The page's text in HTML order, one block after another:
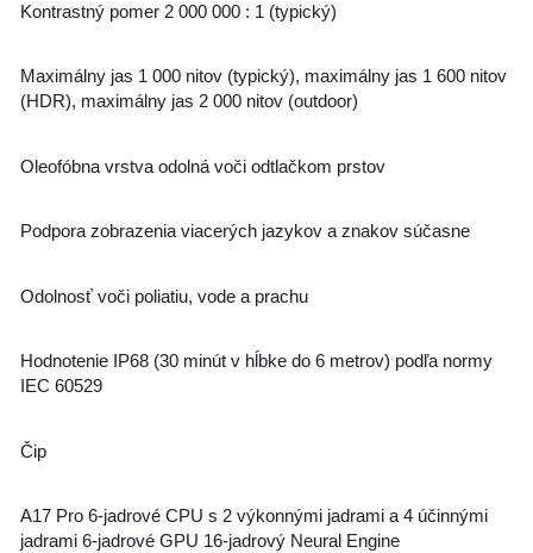
Kontrastný pomer 2 000 000 : 1 (typický)
Maximálny jas 1 000 nitov (typický), maximálny jas 1 600 nitov
(HDR), maximálny jas 2 000 nitov (outdoor)
Oleofóbna vrstva odolná voči odtlačkom prstov
Podpora zobrazenia viacerých jazykov a znakov súčasne
Odolnosť voči poliatiu, vode a prachu
Hodnotenie IP68 (30 minút v hĺbke do 6 metrov) podľa normy
IEC 60529
Čip
A17 Pro 6-jadrové CPU s 2 výkonnými jadrami a 4 účinnými
jadrami 6-jadrové GPU 16-jadrový Neural Engine